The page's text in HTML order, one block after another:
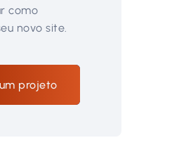
como
novo site.
projeto